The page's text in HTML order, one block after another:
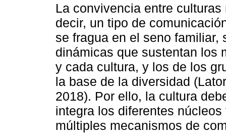
La convivencia entre
decir, un tipo de
se fragua en el seno
dinámicas que sustentan los
y cada cultura, y los de los
la base de la diversidad
2018). Por ello, la cultura
integra los diferentes
múltiples mecanismos de